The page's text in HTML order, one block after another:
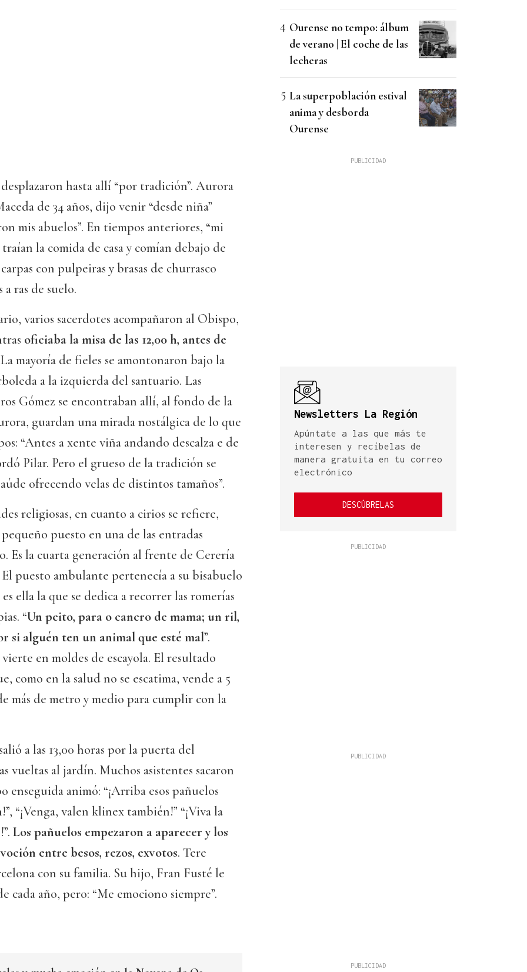
desplazaron hasta allí “por tradición”. Aurora
de 34 años, dijo venir “desde niña”
mis abuelos”. En tiempos anteriores, “mi
la comida de casa y comían debajo de
con pulpeiras y brasas de churrasco
ras de suelo.
varios sacerdotes acompañaron al Obispo,
oficiaba la misa de las 12,00 h, antes de
mayoría de fieles se amontonaron bajo la
a la izquierda del santuario. Las
Gómez se encontraban allí, al fondo de la
guardan una mirada nostálgica de lo que
“Antes a xente viña andando descalza e de
Pilar. Pero el grueso de la tradición se
ofrecendo velas de distintos tamaños”.
religiosas, en cuanto a cirios se refiere,
puesto en una de las entradas
Es la cuarta generación al frente de Cerería
puesto ambulante pertenecía a su bisabuelo
es ella la que se dedica a recorrer las romerías
“Un peito, para o cancro de mama; un ril,
si alguén ten un animal que esté mal”.
en moldes de escayola. El resultado
como en la salud no se escatima, vende a 5
más de metro y medio para cumplir con la
a las 13,00 horas por la puerta del
vueltas al jardín. Muchos asistentes sacaron
enseguida animó: “¡Arriba esos pañuelos
“¡Venga, valen klinex también!” “¡Viva la
Los pañuelos empezaron a aparecer y los
entre besos, rezos, exvotos. Tere
con su familia. Su hijo, Fran Fusté le
cada año, pero: “Me emociono siempre”.
Ourense no tempo: álbum
de verano | El coche de las
lecheras
La superpoblación estival
anima y desborda
Ourense
Newsletters La Región
Apúntate a las que más te
interesen y recíbelas de
manera gratuita en tu correo
electrónico
DESCÚBRELAS